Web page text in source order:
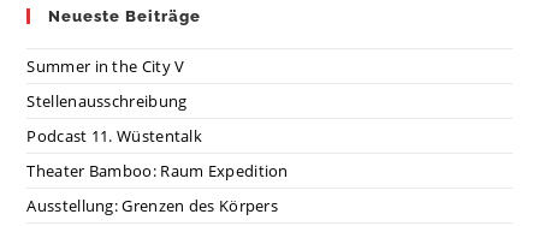
Neueste Beiträge
Summer in the City V
Stellenausschreibung
Podcast 11. Wüstentalk
Theater Bamboo: Raum Expedition
Ausstellung: Grenzen des Körpers